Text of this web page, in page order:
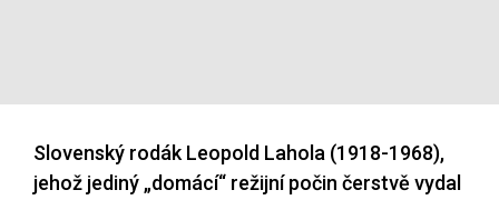
Slovenský rodák Leopold Lahola (1918-1968),
jehož jediný „domácí“ režijní počin čerstvě vydal